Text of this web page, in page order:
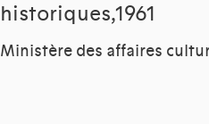
historiques,1961
Ministère des affaires